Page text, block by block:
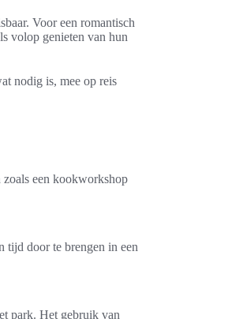
Voor een romantisch
volop genieten van hun
nodig is, mee op reis
zoals een kookworkshop
tijd door te brengen in een
park. Het gebruik van